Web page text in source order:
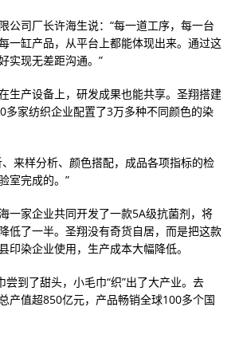
公司厂长许海生说：“每一道工序，每一台
一缸产品，从平台上都能体现出来。通过这
实现无差距沟通。”
生产设备上，研发成果也能共享。圣翔搭建
多家纺织企业配置了3万多种不同颜色的染
来样分析、颜色搭配，成品各项指标的检
室完成的。”
一家企业共同开发了一款5A级抗菌剂，将
低了一半。圣翔没有奇货自居，而是把这款
印染企业使用，生产成本大幅降低。
尝到了甜头，小毛巾“织”出了大产业。去
产值超850亿元，产品畅销全球100多个国